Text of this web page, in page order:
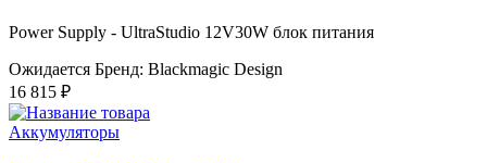
Power Supply - UltraStudio 12V30W блок питания
Ожидается Бренд: Blackmagic Design
16 815 ₽
Аккумуляторы